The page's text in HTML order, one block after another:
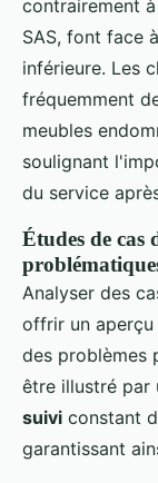
contrairement
SAS, font face
inférieure. Les
fréquemment
meubles
soulignant
du service
Études de cas
Analyser des
offrir un aperçu
des problèmes
être illustré par
suivi constant
garantissant